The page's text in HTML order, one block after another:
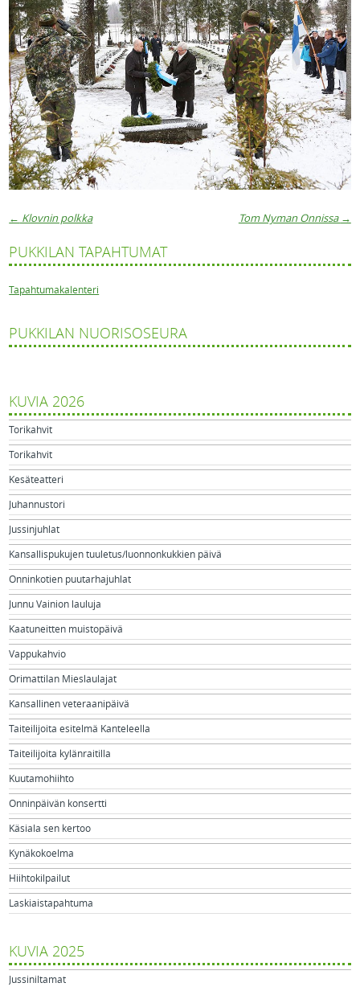
Artikkelien navigaatio
← Klovnin polkka Tom Nyman Onnissa →
PUKKILAN TAPAHTUMAT
Tapahtumakalenteri
PUKKILAN NUORISOSEURA
KUVIA 2026
Torikahvit
Torikahvit
Kesäteatteri
Juhannustori
Jussinjuhlat
Kansallispukujen tuuletus/luonnonkukkien päivä
Onninkotien puutarhajuhlat
Junnu Vainion lauluja
Kaatuneitten muistopäivä
Vappukahvio
Orimattilan Mieslaulajat
Kansallinen veteraanipäivä
Taiteilijoita esitelmä Kanteleella
Taiteilijoita kylänraitilla
Kuutamohiihto
Onninpäivän konsertti
Käsiala sen kertoo
Kynäkokoelma
Hiihtokilpailut
Laskiaistapahtuma
KUVIA 2025
Jussiniltamat